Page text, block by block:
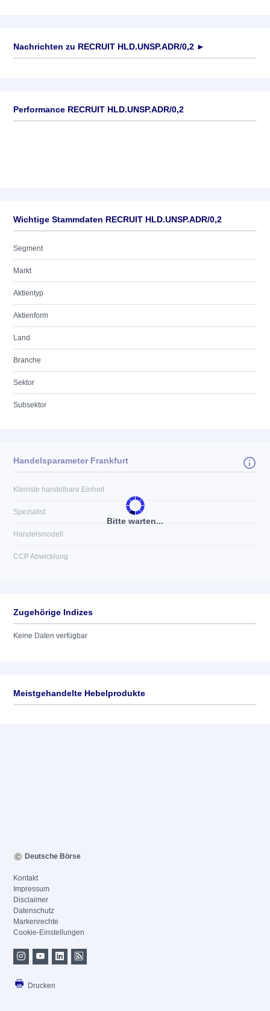
Nachrichten zu RECRUIT HLD.UNSP.ADR/0,2 ►
Performance RECRUIT HLD.UNSP.ADR/0,2
Wichtige Stammdaten RECRUIT HLD.UNSP.ADR/0,2
Segment
Markt
Aktientyp
Aktienform
Land
Branche
Sektor
Subsektor
Bitte warten...
Handelsparameter Frankfurt
Kleinste handelbare Einheit
Spezialist
Handelsmodell
CCP Abwicklung
Zugehörige Indizes
Keine Daten verfügbar
Meistgehandelte Hebelprodukte
Deutsche Börse
Kontakt
Impressum
Disclaimer
Datenschutz
Markenrechte
Cookie-Einstellungen
Drucken